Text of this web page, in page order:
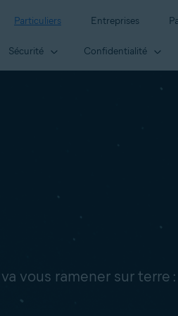
Particuliers Entreprises
Sécurité Confidentialité
vous ramener sur